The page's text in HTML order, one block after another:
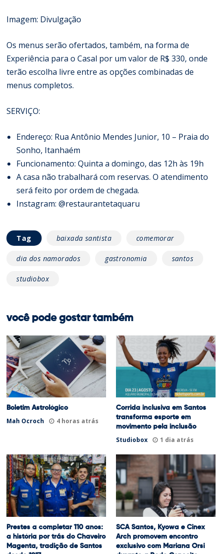
Imagem: Divulgação
Os menus serão ofertados, também, na forma de
Experiência para o Casal por um valor de R$ 330, onde
terão escolha livre entre as opções combinadas de
menus completos.
SERVIÇO:
Endereço: Rua Antônio Mendes Junior, 10 – Praia do
Sonho, Itanhaém
Funcionamento: Quinta a domingo, das 12h às 19h
A casa não trabalhará com reservas. O atendimento
será feito por ordem de chegada.
Instagram: @restaurantetaquaru
Tag baixada santista comemorar
dia dos namorados gastronomia santos
studiobox
você pode gostar também
Boletim Astrológico
Mah Ocroch 4 horas atrás
Corrida inclusiva em Santos
transforma esporte em
movimento pela inclusão
Studiobox 1 dia atrás
Prestes a completar 110 anos:
a história por trás do Chaveiro
Magenta, tradição de Santos
SCA Santos, Kyowa e Cinex
Arch promovem encontro
exclusivo com Mariana Orsi